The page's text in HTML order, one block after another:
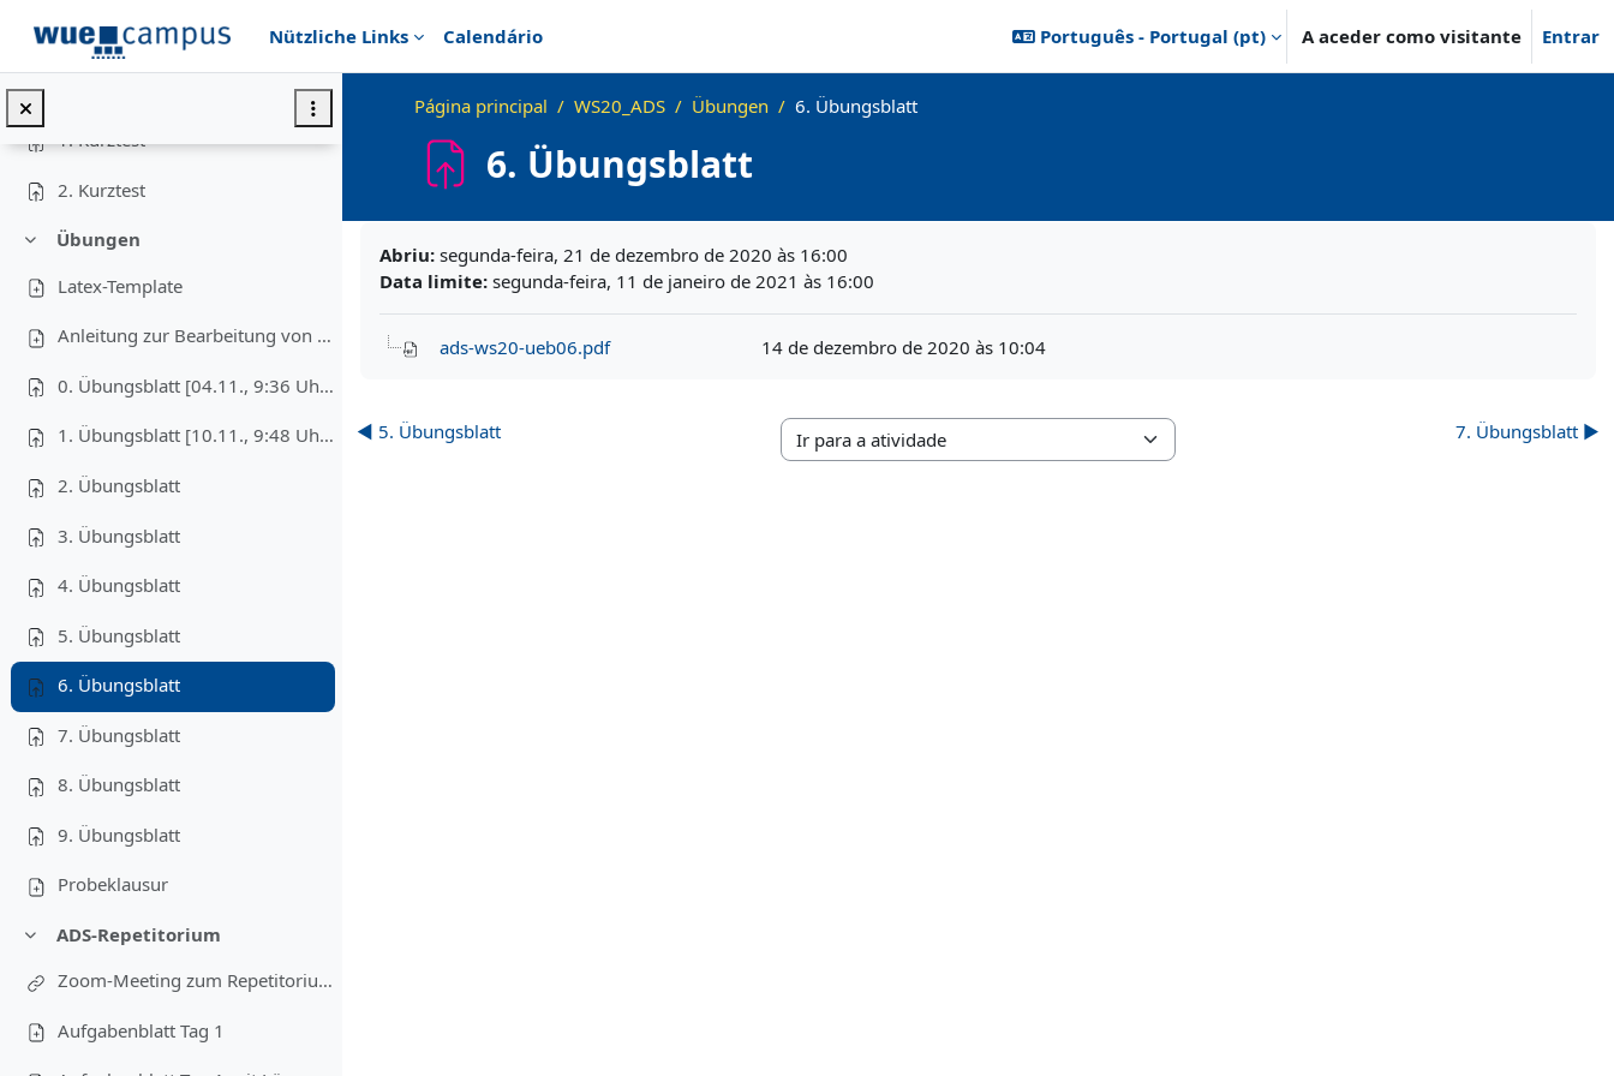
Nützliche Links
Calendário Português - Portugal ‎(pt)‎ A aceder como visitante Entrar
William Cook: "In Pursuit of the Traveling Salesman: Mathematics at the Limits of Computation" (Princeton University Press; 2012) – Schon die Einleitung ist sehr lesenswert!
Contrair
1. Kurztest
2. Kurztest
Contrair
Übungen
Latex-Template
Anleitung zur Bearbeitung von Programmieraufgaben
0. Übungsblatt [04.11., 9:36 Uhr: Kleine Änderung an Aufgabe 3b]
1. Übungsblatt [10.11., 9:48 Uhr: Kleine Änderung an Aufgabe 4]
2. Übungsblatt
3. Übungsblatt
4. Übungsblatt
5. Übungsblatt
6. Übungsblatt
7. Übungsblatt
8. Übungsblatt
9. Übungsblatt
Probeklausur
Contrair
ADS-Repetitorium
Zoom-Meeting zum Repetitorium
Aufgabenblatt Tag 1
Página principal WS20_ADS Übungen 6. Übungsblatt
6. Übungsblatt
Abriu: segunda-feira, 21 de dezembro de 2020 às 16:00
Data limite: segunda-feira, 11 de janeiro de 2021 às 16:00
ads-ws20-ueb06.pdf 14 de dezembro de 2020 às 10:04
◀︎ 5. Übungsblatt
Ir para a atividade
7. Übungsblatt ▶︎